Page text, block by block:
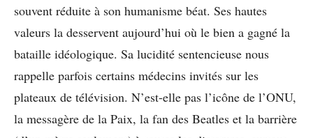
souvent réduite à son humanisme béat. Ses hautes
valeurs la desservent aujourd’hui où le bien a gagné la
bataille idéologique. Sa lucidité sentencieuse nous
rappelle parfois certains médecins invités sur les
plateaux de télévision. N’est-elle pas l’icône de l’ONU,
la messagère de la Paix, la fan des Beatles et la barrière